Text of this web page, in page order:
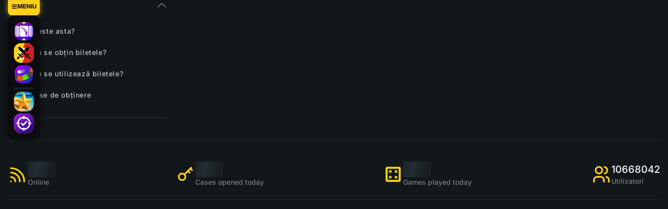
MENIU
Bilete
Ce este asta?
Cum se obțin biletele?
Cum se utilizează biletele?
Șanse de obținere
Online Cases opened today Games played today
10668042
Utilizatori